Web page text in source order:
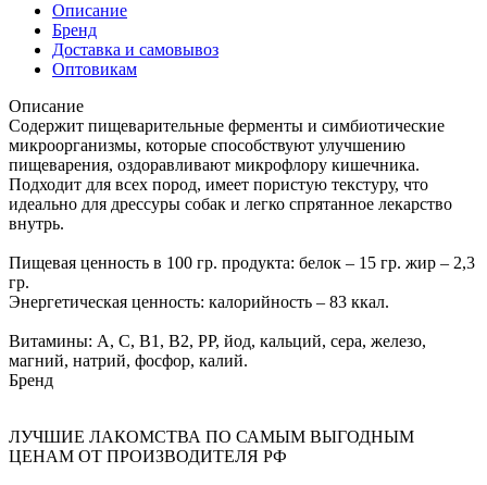
Описание
Бренд
Доставка и самовывоз
Оптовикам
Описание
Содержит пищеварительные ферменты и симбиотические
микроорганизмы, которые способствуют улучшению
пищеварения, оздоравливают микрофлору кишечника.
Подходит для всех пород, имеет пористую текстуру, что
идеально для дрессуры собак и легко спрятанное лекарство
внутрь.
Пищевая ценность в 100 гр. продукта: белок – 15 гр. жир – 2,3
гр.
Энергетическая ценность: калорийность – 83 ккал.
Витамины: А, С, В1, В2, РР, йод, кальций, сера, железо,
магний, натрий, фосфор, калий.
Бренд
ЛУЧШИЕ ЛАКОМСТВА ПО САМЫМ ВЫГОДНЫМ
ЦЕНАМ ОТ ПРОИЗВОДИТЕЛЯ РФ